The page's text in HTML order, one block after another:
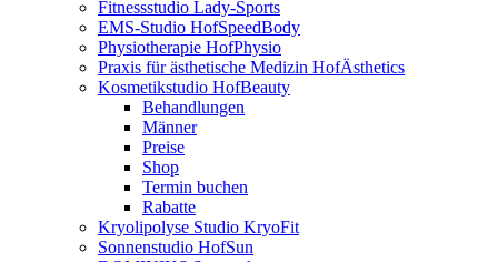
Fitnessstudio Lady-Sports
EMS-Studio HofSpeedBody
Physiotherapie HofPhysio
Praxis für ästhetische Medizin HofÄsthetics
Kosmetikstudio HofBeauty
Behandlungen
Männer
Preise
Shop
Termin buchen
Rabatte
Kryolipolyse Studio KryoFit
Sonnenstudio HofSun